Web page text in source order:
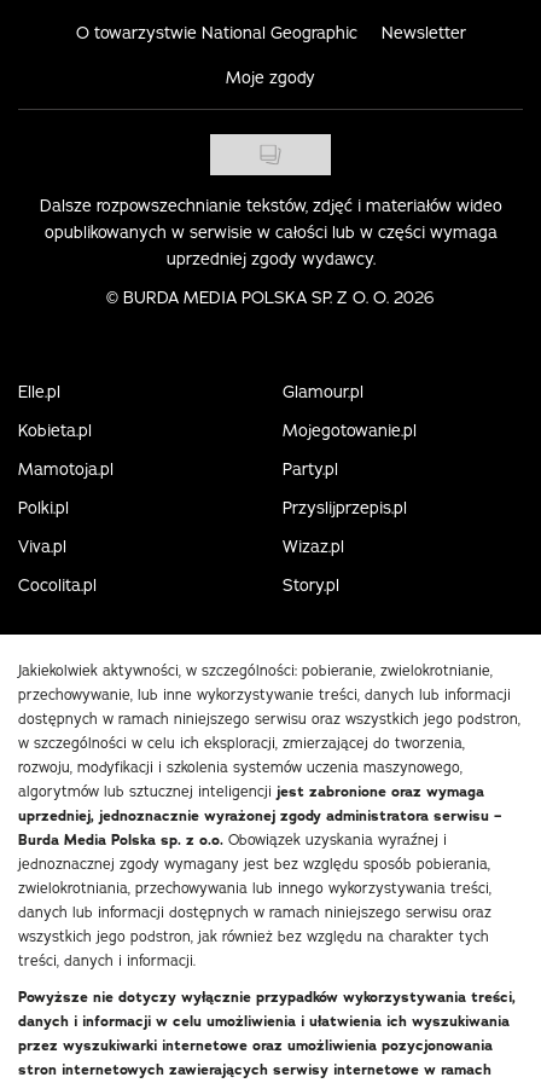
O towarzystwie National Geographic Newsletter
Moje zgody
Dalsze rozpowszechnianie tekstów, zdjęć i materiałów wideo
opublikowanych w serwisie w całości lub w części wymaga
uprzedniej zgody wydawcy.
© BURDA MEDIA POLSKA SP. Z O. O. 2026
Elle.pl
Glamour.pl
Kobieta.pl
Mojegotowanie.pl
Mamotoja.pl
Party.pl
Polki.pl
Przyslijprzepis.pl
Viva.pl
Wizaz.pl
Cocolita.pl
Story.pl
Jakiekolwiek aktywności, w szczególności: pobieranie, zwielokrotnianie,
przechowywanie, lub inne wykorzystywanie treści, danych lub informacji
dostępnych w ramach niniejszego serwisu oraz wszystkich jego podstron,
w szczególności w celu ich eksploracji, zmierzającej do tworzenia,
rozwoju, modyfikacji i szkolenia systemów uczenia maszynowego,
algorytmów lub sztucznej inteligencji jest zabronione oraz wymaga
uprzedniej, jednoznacznie wyrażonej zgody administratora serwisu –
Burda Media Polska sp. z o.o. Obowiązek uzyskania wyraźnej i
jednoznacznej zgody wymagany jest bez względu sposób pobierania,
zwielokrotniania, przechowywania lub innego wykorzystywania treści,
danych lub informacji dostępnych w ramach niniejszego serwisu oraz
wszystkich jego podstron, jak również bez względu na charakter tych
treści, danych i informacji.
Powyższe nie dotyczy wyłącznie przypadków wykorzystywania treści,
danych i informacji w celu umożliwienia i ułatwienia ich wyszukiwania
przez wyszukiwarki internetowe oraz umożliwienia pozycjonowania
stron internetowych zawierających serwisy internetowe w ramach